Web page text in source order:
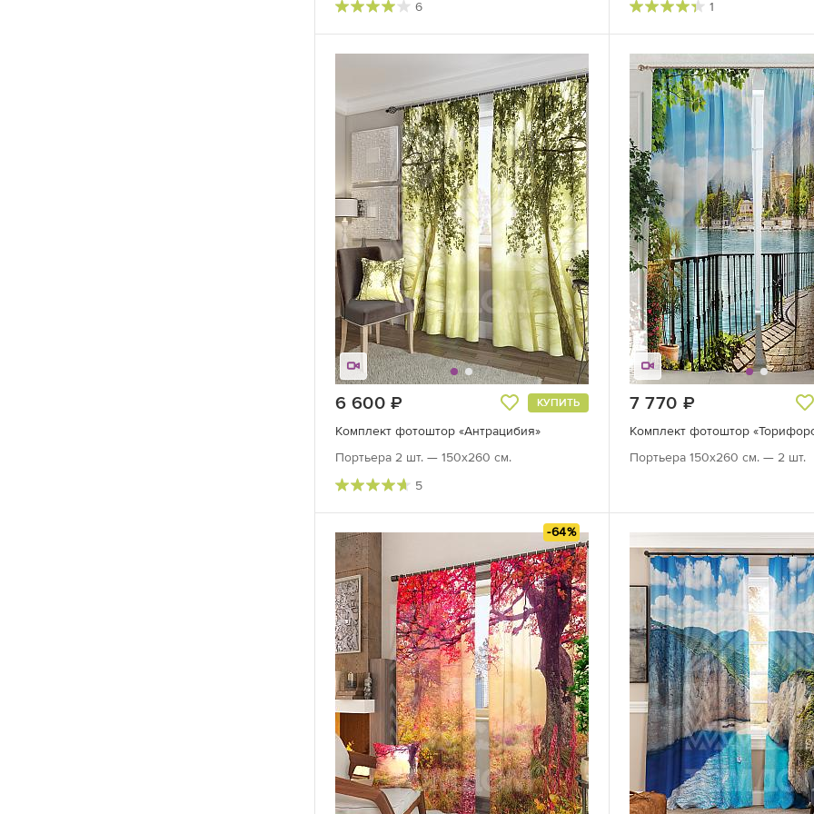
6
1
6 600 КУПИТЬ
Комплект фотоштор «Антрацибия»
Портьера 2 шт. — 150х260 см.
5
7 770
Комплект фотоштор
Портьера 150х260 см. — 2 шт.
-64%